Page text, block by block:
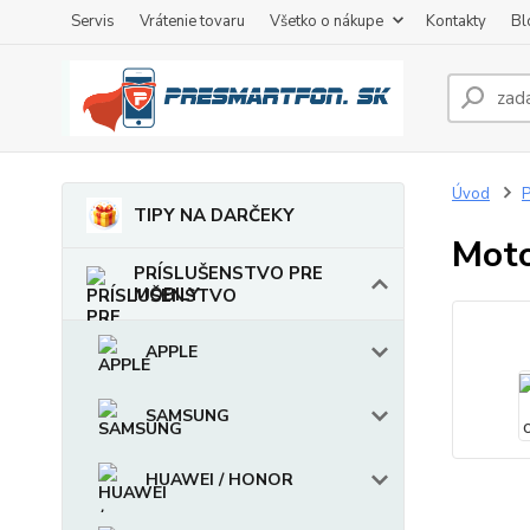
Servis Vrátenie tovaru Všetko o nákupe Kontakty
TIPY NA DARČEKY
PRÍSLUŠENSTVO PRE
MOBILY
APPLE
SAMSUNG
HUAWEI / HONOR
Úvod